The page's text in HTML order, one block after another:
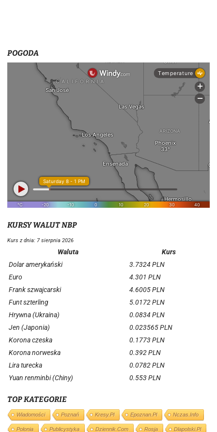
POGODA
KURSY WALUT NBP
Kurs z dnia: 7 sierpnia 2026
Waluta
Kurs
Dolar amerykański
3.7324 PLN
Euro
4.301 PLN
Frank szwajcarski
4.6005 PLN
Funt szterling
5.0172 PLN
Hrywna (Ukraina)
0.0834 PLN
Jen (Japonia)
0.023565 PLN
Korona czeska
0.1773 PLN
Korona norweska
0.392 PLN
Lira turecka
0.0782 PLN
Yuan renminbi (Chiny)
0.553 PLN
TOP KATEGORIE
Wiadomości Poznań Kresy.pl Epoznan.pl Nczas.info
Polonia Publicystyka Dziennik.com Rosja Dlapolski.pl